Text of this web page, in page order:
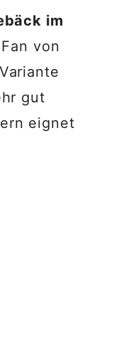
im
von
gut
eignet